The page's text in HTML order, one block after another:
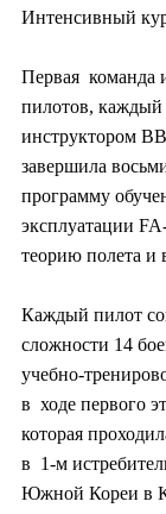
Интенсивный
Первая  команда
пилотов, каждый
инструктором
завершила
программу
эксплуатации
теорию полета и
Каждый пилот
сложности 14
учебно-
в  ходе первого
которая
в  1-м
Южной Кореи в